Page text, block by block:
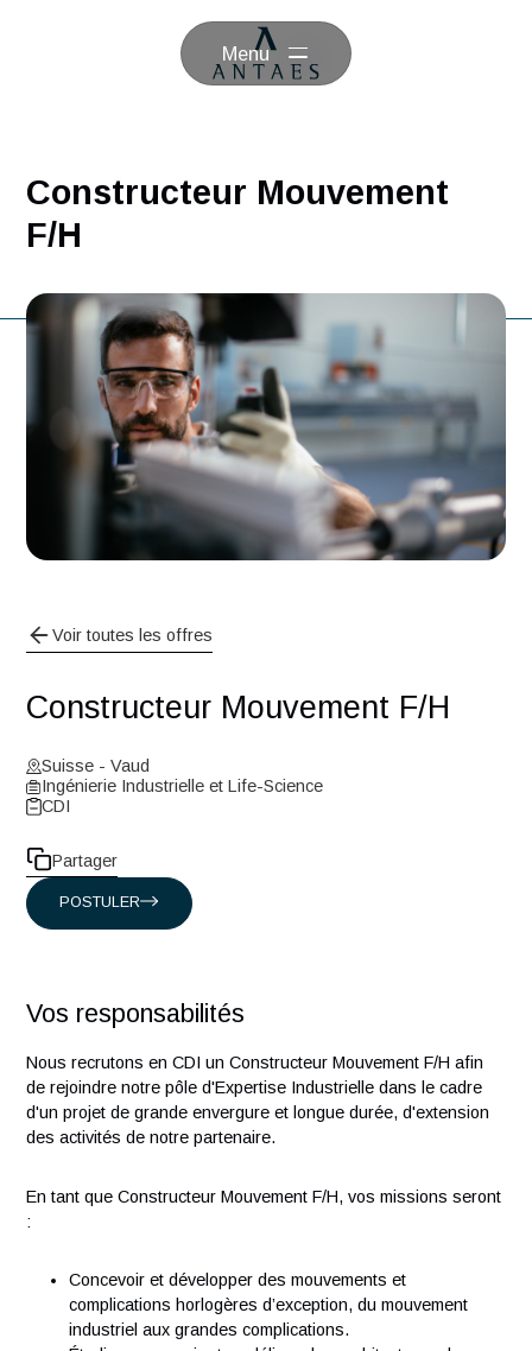
Menu
Constructeur Mouvement
F/H
Voir toutes les offres
Constructeur Mouvement F/H
Suisse - Vaud
Ingénierie Industrielle et Life-Science
CDI
Vos responsabilités
de rejoindre notre pôle d'Expertise Industrielle dans le
En tant que Constructeur Mouvement F/H, vos missions